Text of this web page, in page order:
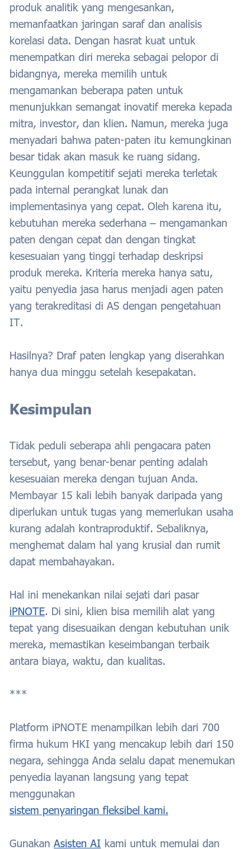
produk analitik yang mengesankan,
memanfaatkan jaringan saraf dan analisis
korelasi data. Dengan hasrat kuat untuk
menempatkan diri mereka sebagai pelopor di
bidangnya, mereka memilih untuk
mengamankan beberapa paten untuk
menunjukkan semangat inovatif mereka kepada
mitra, investor, dan klien. Namun, mereka juga
menyadari bahwa paten-paten itu kemungkinan
besar tidak akan masuk ke ruang sidang.
Keunggulan kompetitif sejati mereka terletak
pada internal perangkat lunak dan
implementasinya yang cepat. Oleh karena itu,
kebutuhan mereka sederhana – mengamankan
paten dengan cepat dan dengan tingkat
kesesuaian yang tinggi terhadap deskripsi
produk mereka. Kriteria mereka hanya satu,
yaitu penyedia jasa harus menjadi agen paten
yang terakreditasi di AS dengan pengetahuan
IT.
Hasilnya? Draf paten lengkap yang diserahkan
hanya dua minggu setelah kesepakatan.
Kesimpulan
Tidak peduli seberapa ahli pengacara paten
tersebut, yang benar-benar penting adalah
kesesuaian mereka dengan tujuan Anda.
Membayar 15 kali lebih banyak daripada yang
diperlukan untuk tugas yang memerlukan usaha
kurang adalah kontraproduktif. Sebaliknya,
menghemat dalam hal yang krusial dan rumit
dapat membahayakan.
Hal ini menekankan nilai sejati dari pasar
iPNOTE. Di sini, klien bisa memilih alat yang
tepat yang disesuaikan dengan kebutuhan unik
mereka, memastikan keseimbangan terbaik
antara biaya, waktu, dan kualitas.
***
Platform iPNOTE menampilkan lebih dari 700
firma hukum HKI yang mencakup lebih dari 150
negara, sehingga Anda selalu dapat menemukan
penyedia layanan langsung yang tepat
menggunakan
sistem penyaringan fleksibel kami.
Gunakan Asisten AI kami untuk memulai dan